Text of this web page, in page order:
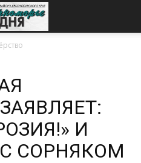
И
СОРНЯКОМ